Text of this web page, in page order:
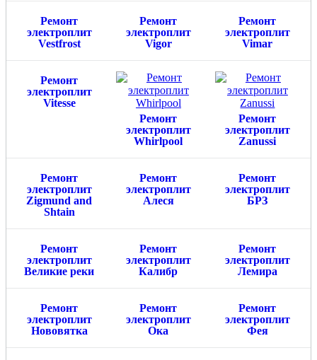
Ремонт
электроплит
Vestfrost
Ремонт
электроплит
Vigor
Ремонт
электроплит
Vimar
Ремонт
электроплит
Vitesse
Ремонт
электроплит
Whirlpool
Ремонт
электроплит
Zanussi
Ремонт
электроплит
Zigmund and
Shtain
Ремонт
электроплит
Алеся
Ремонт
электроплит
БРЗ
Ремонт
электроплит
Великие реки
Ремонт
электроплит
Калибр
Ремонт
электроплит
Лемира
Ремонт
электроплит
Нововятка
Ремонт
электроплит
Ока
Ремонт
электроплит
Фея